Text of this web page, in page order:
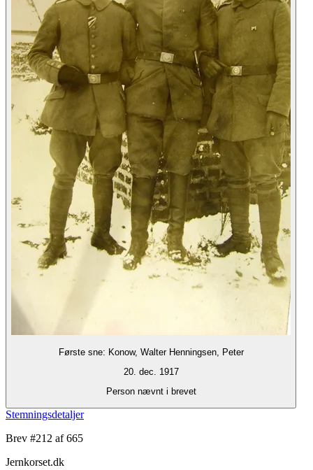
Første sne: Konow, Walter Henningsen, Peter
20. dec. 1917
Person nævnt i brevet
Stemningsdetaljer
Brev #212 af 665
Jernkorset.dk